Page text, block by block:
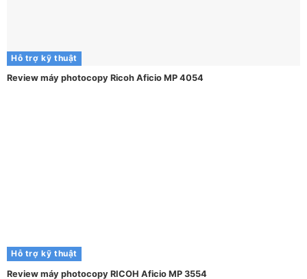
Hỗ trợ kỹ thuật
Review máy photocopy Ricoh Aficio MP 4054
Hỗ trợ kỹ thuật
Review máy photocopy RICOH Aficio MP 3554